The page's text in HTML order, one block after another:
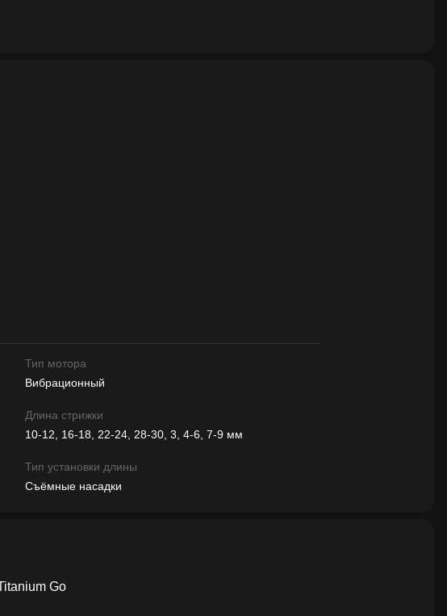
Тип мотора
Вибрационный
Длина стрижки
10-12, 16-18, 22-24, 28-30, 3, 4-6, 7-9 мм
Тип установки длины
Съёмные насадки
Go